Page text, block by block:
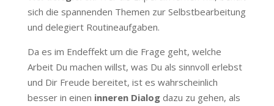
sich die spannenden Themen zur Selbstbearbeitung
und delegiert Routineaufgaben.
Da es im Endeffekt um die Frage geht, welche
Arbeit Du machen willst, was Du als sinnvoll erlebst
und Dir Freude bereitet, ist es wahrscheinlich
besser in einen inneren Dialogdazu zu gehen, als